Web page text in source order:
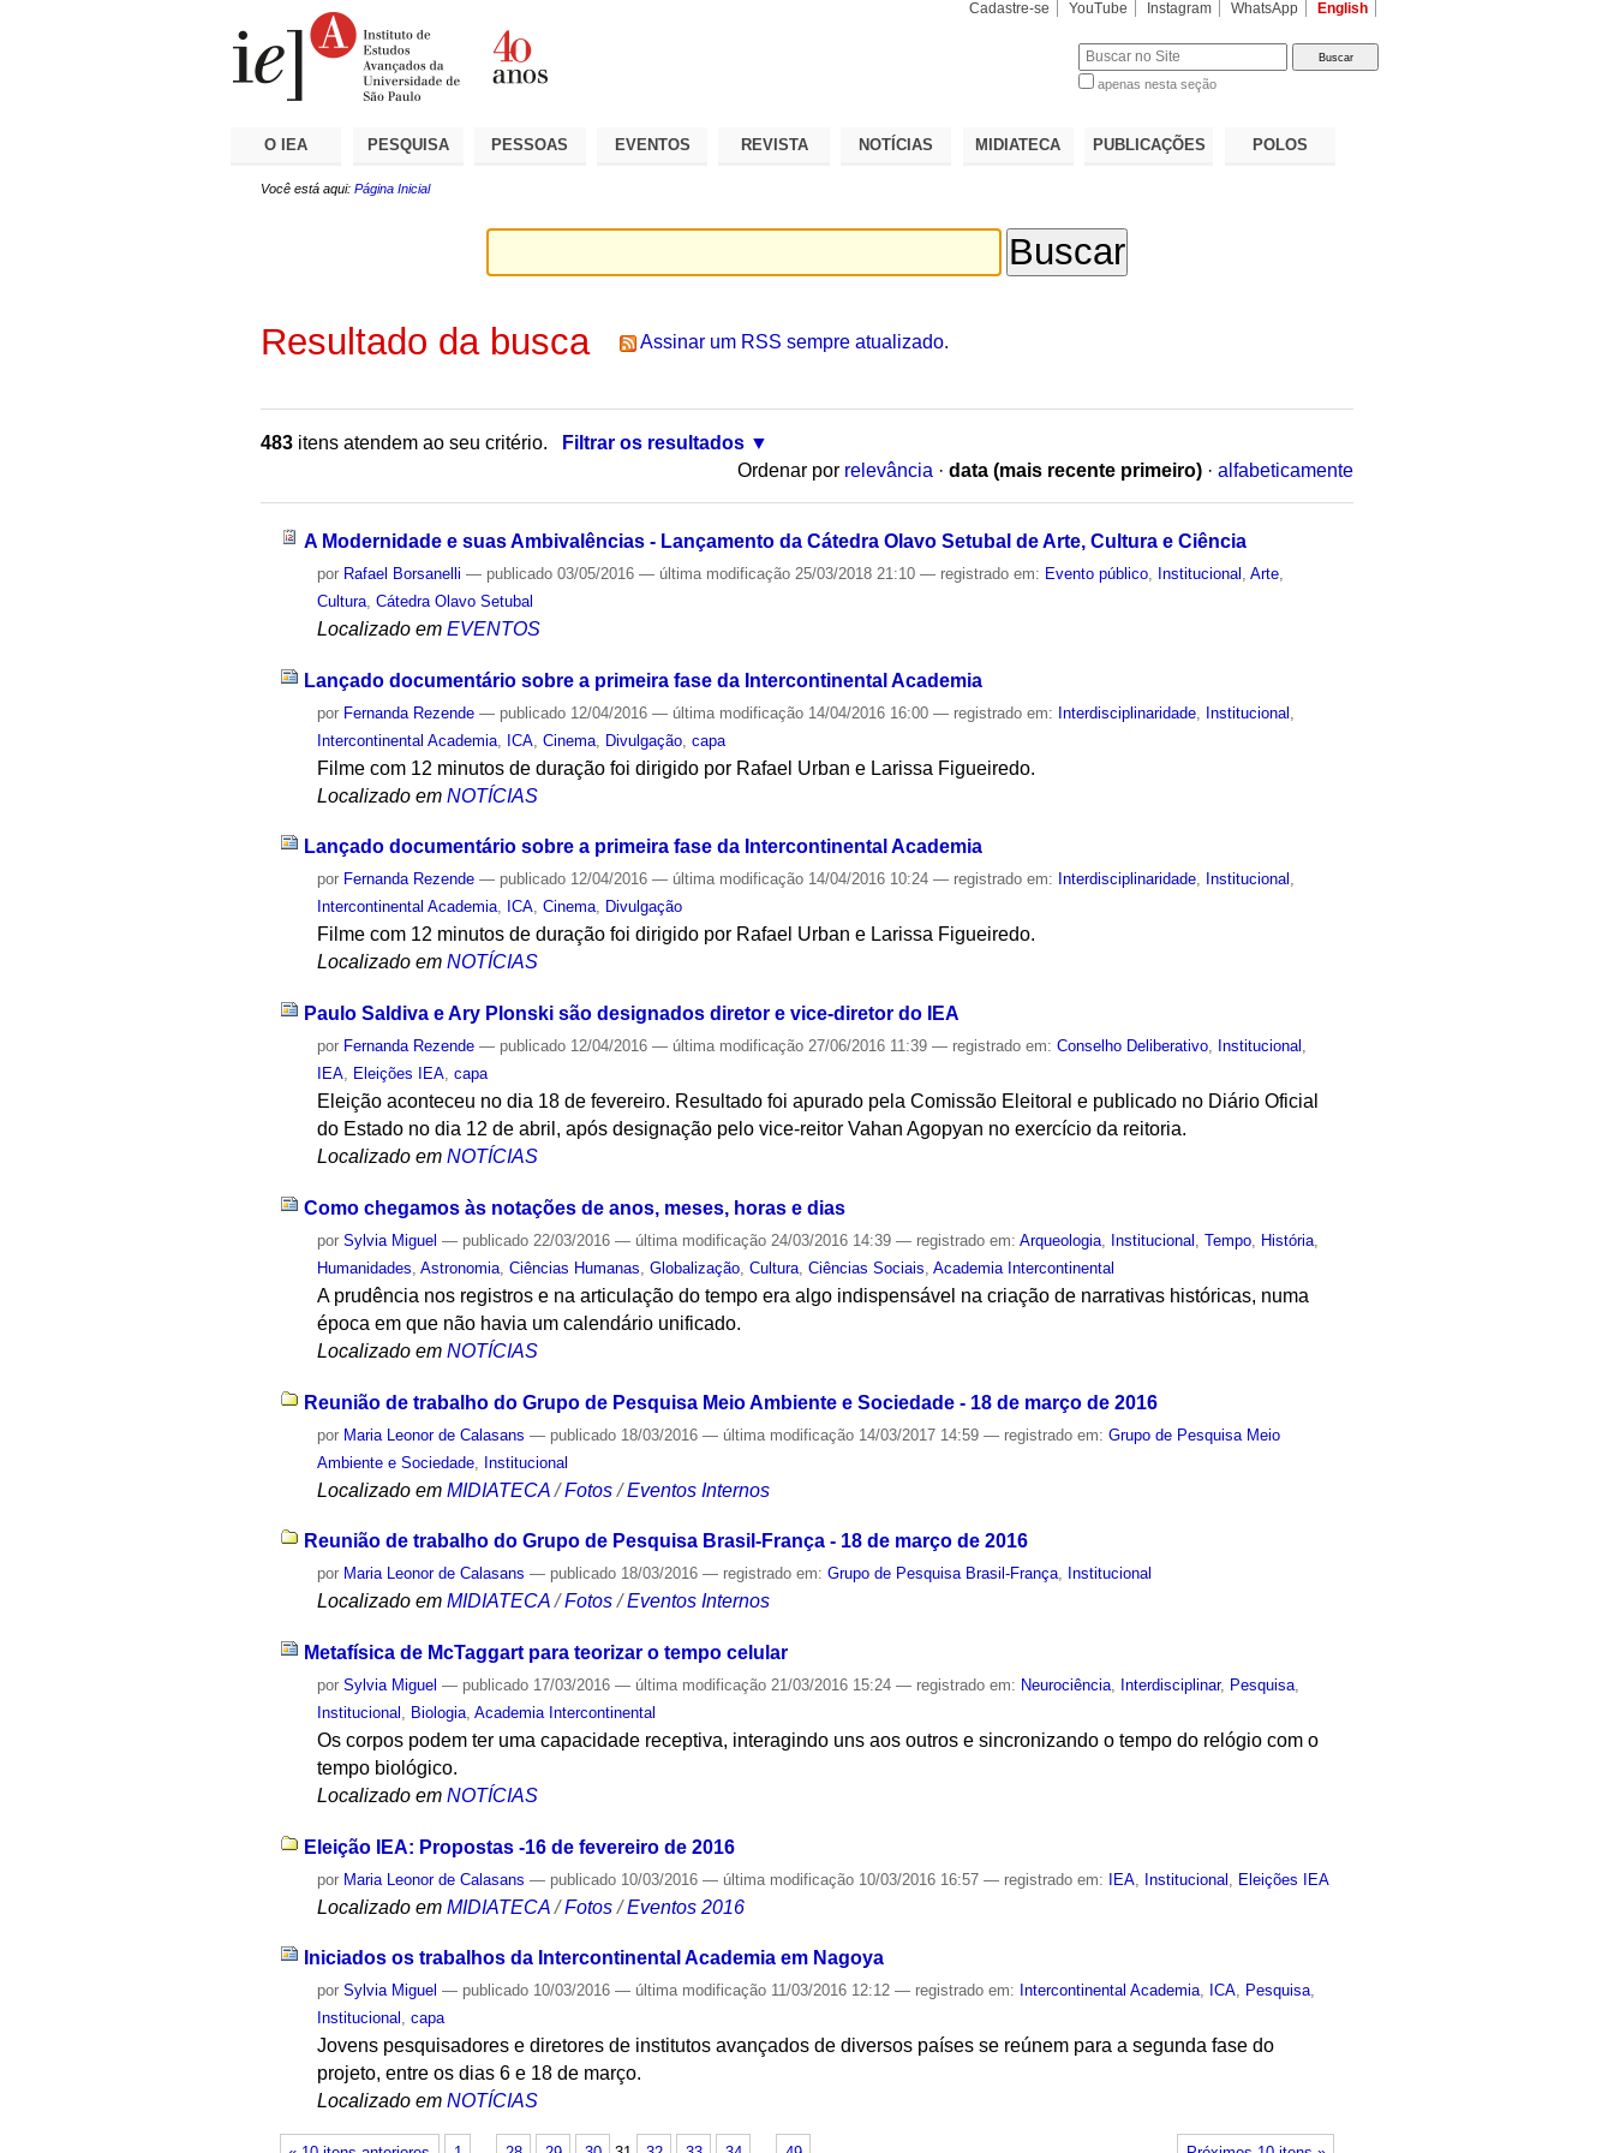
Cadastre-se YouTube Instagram WhatsApp English
apenas nesta seção
O IEA PESQUISA PESSOAS EVENTOS REVISTA NOTÍCIAS MIDIATECA PUBLICAÇÕES POLOS
Você está aqui: Página Inicial
Resultado da busca Assinar um RSS sempre atualizado.
483 itens atendem ao seu critério.
Filtrar os resultados
Ordenar por relevância · data (mais recente primeiro) · alfabeticamente
A Modernidade e suas Ambivalências - Lançamento da Cátedra Olavo Setubal de Arte, Cultura e Ciência
por Rafael Borsanelli — publicado 03/05/2016— última modificação 25/03/2018 21:10— registrado em: Evento público Institucional ,Arte
Cultura ,Cátedra Olavo Setubal
Localizado em EVENTOS
Lançado documentário sobre a primeira fase da Intercontinental Academia
por Fernanda Rezende — publicado 12/04/2016— última modificação 14/04/2016 16:00— registrado em: Interdisciplinaridade Institucional
Intercontinental Academia ICA ,Cinema Divulgação ,capa
Filme com 12 minutos de duração foi dirigido por Rafael Urban e Larissa Figueiredo.
Localizado em NOTÍCIAS
Lançado documentário sobre a primeira fase da Intercontinental Academia
por Fernanda Rezende — publicado 12/04/2016— última modificação 14/04/2016 10:24— registrado em: Interdisciplinaridade, Institucional ,
Intercontinental Academia, ICA,Cinema, Divulgação
Filme com 12 minutos de duração foi dirigido por Rafael Urban e Larissa Figueiredo.
Localizado em NOTÍCIAS
Paulo Saldiva e Ary Plonski são designados diretor e vice-diretor do IEA
por Fernanda Rezende — publicado 12/04/2016— última modificação 27/06/2016 11:39— registrado em:Conselho Deliberativo, Institucional ,
IEA, Eleições IEA,capa
Eleição aconteceu no dia 18 de fevereiro. Resultado foi apurado pela Comissão Eleitoral e publicado no Diário Oficial
do Estado no dia 12 de abril, após designação pelo vice-reitor Vahan Agopyan no exercício da reitoria.
Localizado em NOTÍCIAS
Como chegamos às notações de anos, meses, horas e dias
porSylvia Miguel — publicado 22/03/2016— última modificação 24/03/2016 14:39— registrado em:Arqueologia Institucional ,Tempo História
Humanidades ,Astronomia ,Ciências Humanas ,Globalização ,Cultura ,Ciências Sociais ,Academia Intercontinental
A prudência nos registros e na articulação do tempo era algo indispensável na criação de narrativas históricas, numa
época em que não havia um calendário unificado.
Localizado em NOTÍCIAS
Reunião de trabalho do Grupo de Pesquisa Meio Ambiente e Sociedade - 18 de março de 2016
por Maria Leonor de Calasans — publicado 18/03/2016— última modificação 14/03/2017 14:59— registrado em:Grupo de Pesquisa Meio
Ambiente e Sociedade Institucional
Localizado em MIDIATECA /Fotos /Eventos Internos
Reunião de trabalho do Grupo de Pesquisa Brasil-França - 18 de março de 2016
por Maria Leonor de Calasans — publicado 18/03/2016— registrado em:Grupo de Pesquisa Brasil-França, Institucional
Localizado em MIDIATECA /Fotos /Eventos Internos
Metafísica de McTaggart para teorizar o tempo celular
porSylvia Miguel — publicado 17/03/2016— última modificação 21/03/2016 15:24— registrado em: Neurociência Interdisciplinar, Pesquisa
Institucional
Biologia ,Academia Intercontinental
Os corpos podem ter uma capacidade receptiva, interagindo uns aos outros e sincronizando o tempo do relógio com o
tempo biológico.
Localizado em NOTÍCIAS
Eleição IEA: Propostas -16 de fevereiro de 2016
por Maria Leonor de Calasans — publicado 10/03/2016— última modificação 10/03/2016 16:57— registrado em: IEA Institucional Eleições IEA
Localizado em MIDIATECA /Fotos /Eventos 2016
Iniciados os trabalhos da Intercontinental Academia em Nagoya
porSylvia Miguel — publicado 10/03/2016— última modificação 11/03/2016 12:12— registrado em: Intercontinental Academia, ICA, Pesquisa,
Institucional ,capa
Jovens pesquisadores e diretores de institutos avançados de diversos países se reúnem para a segunda fase do
projeto, entre os dias 6 e 18 de março.
Localizado em NOTÍCIAS